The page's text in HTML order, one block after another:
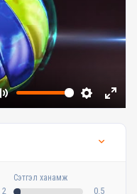
Mute Settings
Enter
2
Сэтгэл ханамж
0.5